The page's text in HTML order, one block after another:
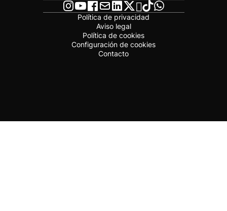
Política de privacidad
Aviso legal
Política de cookies
Configuración de cookies
Contacto